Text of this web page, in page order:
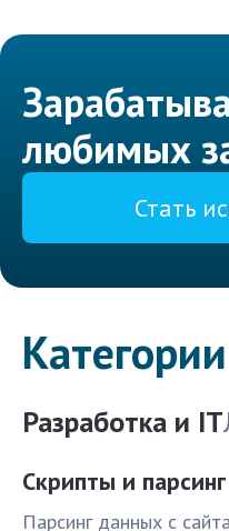
любимых
Стать
Разработка и IT
Скрипты и парсинг
Парсинг данных с сайта